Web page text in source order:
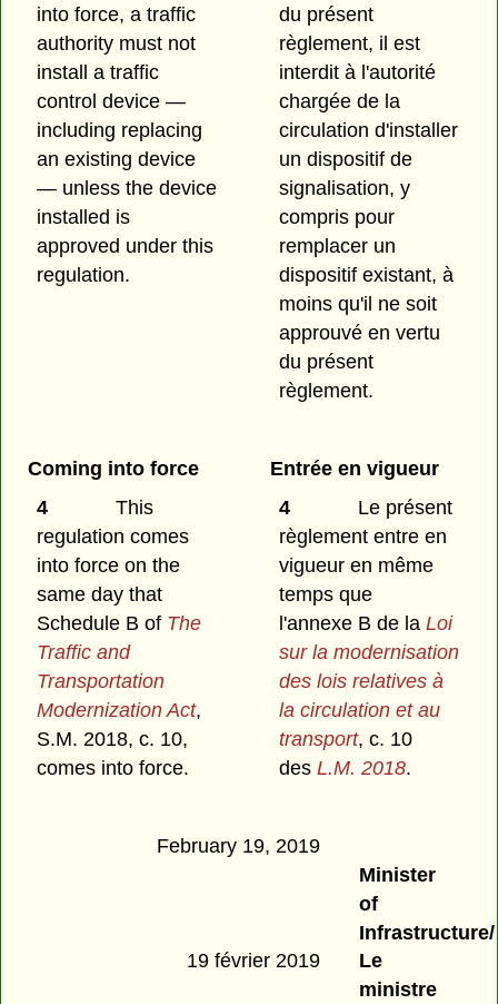
into force, a traffic
authority must not
install a traffic
control device —
including replacing
an existing device
— unless the device
installed is
approved under this
regulation.
du présent
règlement, il est
interdit à l'autorité
chargée de la
circulation d'installer
un dispositif de
signalisation, y
compris pour
remplacer un
dispositif existant, à
moins qu'il ne soit
approuvé en vertu
du présent
règlement.
Coming into force
4
This
regulation comes
into force on the
same day that
Schedule B of The
Traffic and
Transportation
Modernization Act,
S.M. 2018, c. 10,
comes into force.
Entrée en vigueur
4
Le présent
règlement entre en
vigueur en même
temps que
l'annexe B de laLoi
sur la modernisation
des lois relatives à
la circulation et au
transport, c. 10
desL.M. 2018.
February 19, 2019
Minister
of
Infrastructure/
19 février 2019
Le
ministre